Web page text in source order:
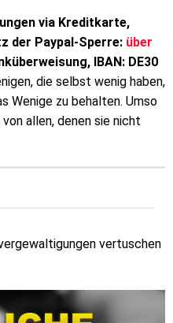
via Kreditkarte,
der Paypal-Sperre: über
IBAN: DE30
die selbst wenig haben,
Wenige zu behalten. Umso
allen, denen sie nicht
vertuschen